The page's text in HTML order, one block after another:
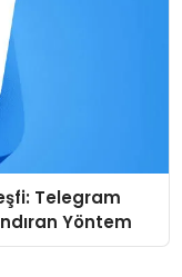
Telegram
Yöntem